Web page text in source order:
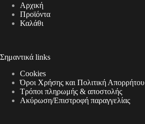
Αρχική
Προϊόντα
Καλάθι
Σημαντικά links
Cookies
Όροι Χρήσης και Πολιτική Απορρήτου
Τρόποι πληρωμής & αποστολής
Aκύρωση/Επιστροφή παραγγελίας